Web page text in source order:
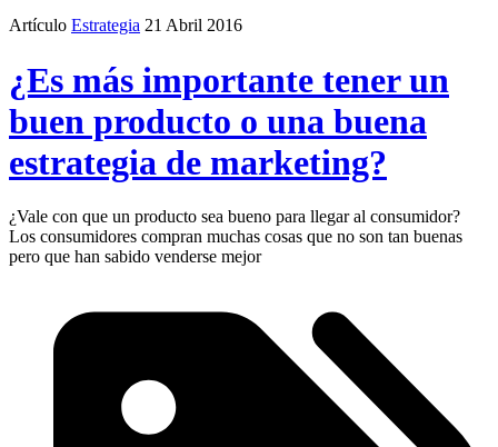
Artículo Estrategia 21 Abril 2016
¿Es más importante tener un
buen producto o una buena
estrategia de marketing?
¿Vale con que un producto sea bueno para llegar al consumidor?
Los consumidores compran muchas cosas que no son tan buenas
pero que han sabido venderse mejor